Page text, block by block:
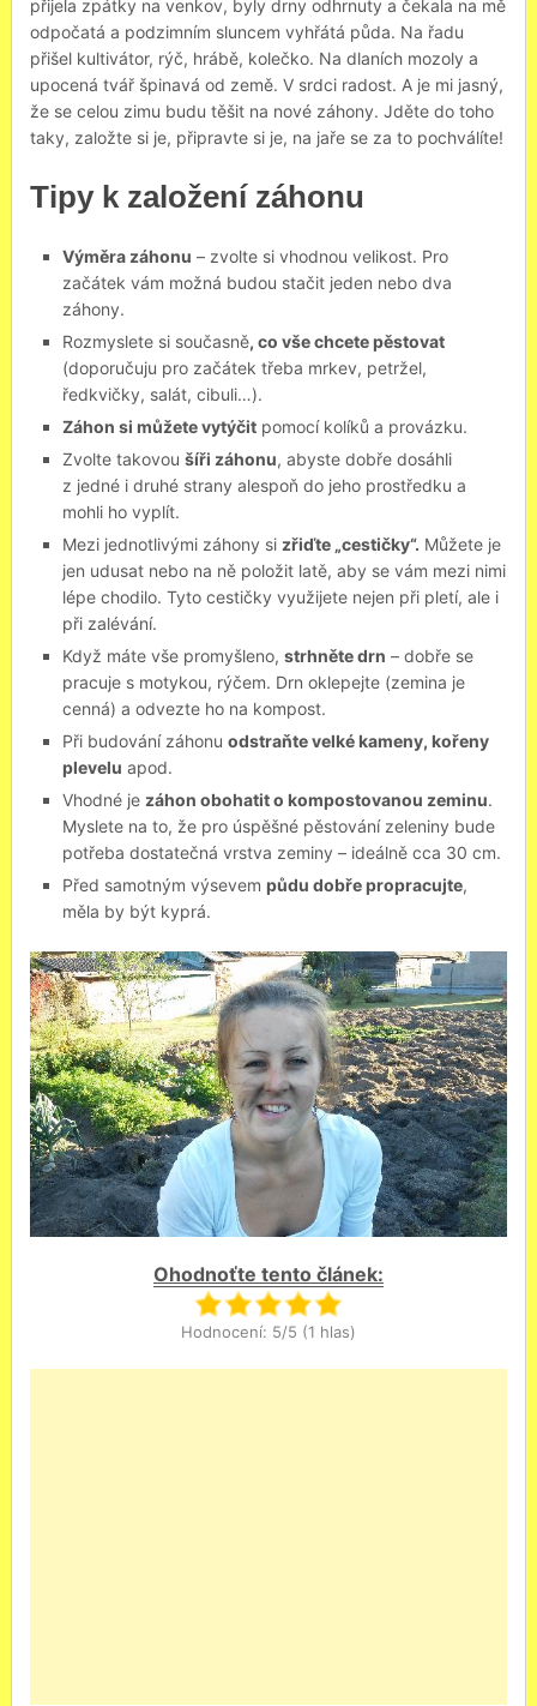
přijela zpátky na venkov, byly drny odhrnuty a čekala na mě
odpočatá a podzimním sluncem vyhřátá půda. Na řadu
přišel kultivátor, rýč, hrábě, kolečko. Na dlaních mozoly a
upocená tvář špinavá od země. V srdci radost. A je mi jasný,
že se celou zimu budu těšit na nové záhony. Jděte do toho
taky, založte si je, připravte si je, na jaře se za to pochválíte!
Tipy k založení záhonu
Výměra záhonu – zvolte si vhodnou velikost. Pro
začátek vám možná budou stačit jeden nebo dva
záhony.
Rozmyslete si současně, co vše chcete pěstovat
(doporučuju pro začátek třeba mrkev, petržel,
ředkvičky, salát, cibuli…).
Záhon si můžete vytýčitpomocí kolíků a provázku.
Zvolte takovou šíři záhonu, abyste dobře dosáhli
z jedné i druhé strany alespoň do jeho prostředku a
mohli ho vyplít.
Mezi jednotlivými záhony si zřiďte „cestičky“. Můžete je
jen udusat nebo na ně položit latě, aby se vám mezi nimi
lépe chodilo. Tyto cestičky využijete nejen při pletí, ale i
při zalévání.
Když máte vše promyšleno, strhněte drn – dobře se
pracuje s motykou, rýčem. Drn oklepejte (zemina je
cenná) a odvezte ho na kompost.
Při budování záhonu odstraňte velké kameny, kořeny
plevelu apod.
Vhodné je záhon obohatit o kompostovanou zeminu.
Myslete na to, že pro úspěšné pěstování zeleniny bude
potřeba dostatečná vrstva zeminy – ideálně cca 30 cm.
Před samotným výsevem půdu dobře propracujte,
měla by být kyprá.
Ohodnoťte tento článek:
Hodnocení: 5/5 (1 hlas)